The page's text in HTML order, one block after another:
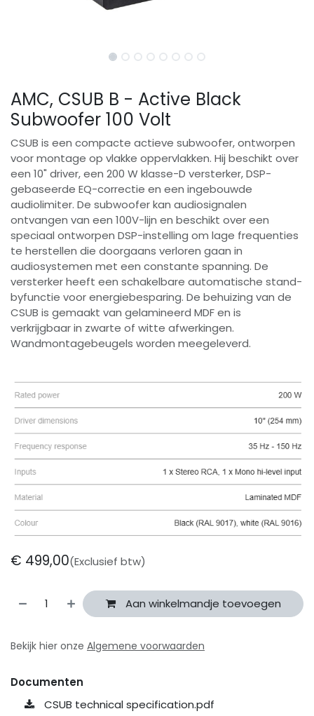
AMC, CSUB B - Active Black
Subwoofer 100 Volt
CSUB is een compacte actieve subwoofer, ontworpen
voor montage op vlakke oppervlakken. Hij beschikt over
een 10" driver, een 200 W klasse-D versterker, DSP-
gebaseerde EQ-correctie en een ingebouwde
audiolimiter. De subwoofer kan audiosignalen
ontvangen van een 100V-lijn en beschikt over een
speciaal ontworpen DSP-instelling om lage frequenties
te herstellen die doorgaans verloren gaan in
audiosystemen met een constante spanning. De
versterker heeft een schakelbare automatische stand-
byfunctie voor energiebesparing. De behuizing van de
CSUB is gemaakt van gelamineerd MDF en is
verkrijgbaar in zwarte of witte afwerkingen.
Wandmontagebeugels worden meegeleverd.
€ 499,00(Exclusief btw)
Aan winkelmandje toevoegen
Bekijk hier onze Algemene voorwaarden
Documenten
CSUB technical specification.pdf